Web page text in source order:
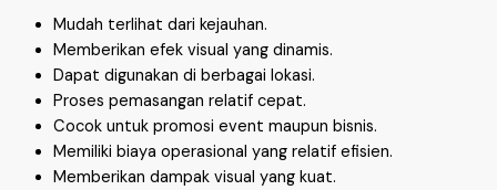
Mudah terlihat dari kejauhan.
Memberikan efek visual yang dinamis.
Dapat digunakan di berbagai lokasi.
Proses pemasangan relatif cepat.
Cocok untuk promosi event maupun bisnis.
Memiliki biaya operasional yang relatif efisien.
Memberikan dampak visual yang kuat.